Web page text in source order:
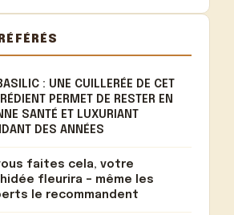
: UNE CUILLERÉE DE CET
PERMET DE RESTER EN
SANTÉ ET LUXURIANT
DES ANNÉES
faites cela, votre
fleurira – même les
le recommandent